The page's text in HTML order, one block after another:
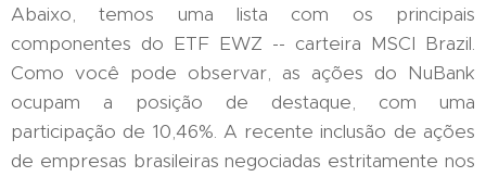
Abaixo, temos uma lista com os principais
componentes do ETF EWZ -- carteira MSCI Brazil.
Como você pode observar, as ações do NuBank
ocupam a posição de destaque, com uma
participação de 10,46%. A recente inclusão de ações
de empresas brasileiras negociadas estritamente nos